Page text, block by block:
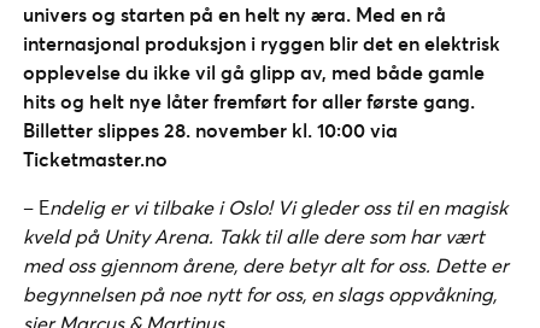
univers og starten på en helt ny æra. Med en rå
internasjonal produksjon i ryggen blir det en elektrisk
opplevelse du ikke vil gå glipp av, med både gamle
hits og helt nye låter fremført for aller første gang.
Billetter slippes 28. november kl. 10:00 via
Ticketmaster.no
– Endelig er vi tilbake i Oslo! Vi gleder oss til en magisk
kveld på Unity Arena. Takk til alle dere som har vært
med oss gjennom årene, dere betyr alt for oss. Dette er
begynnelsen på noe nytt for oss, en slags oppvåkning,
sier Marcus & Martinus.